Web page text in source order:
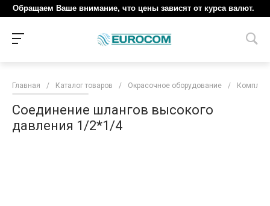
Обращаем Ваше внимание, что цены зависят от курса валют.
Главная / Каталог товаров / Окрасочное оборудование /
Соединение шлангов высокого
давления 1/2*1/4